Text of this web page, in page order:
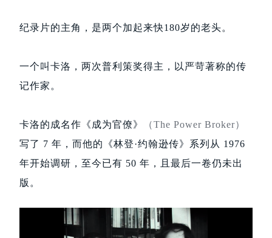
纪录片的主角，是两个加起来快180岁的老头。
一个叫卡洛，两次普利策奖得主，以严苛著称的传
记作家。
卡洛的成名作《成为官僚》
（The Power Broker）
写了 7 年，而他的《林登·约翰逊传》系列从 1976
年开始调研，至今已有 50 年，且最后一卷仍未出
版。